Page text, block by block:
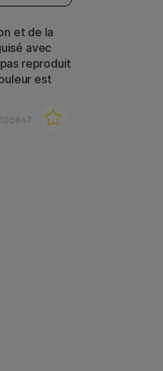
et de la
avec
reproduit
est
105847